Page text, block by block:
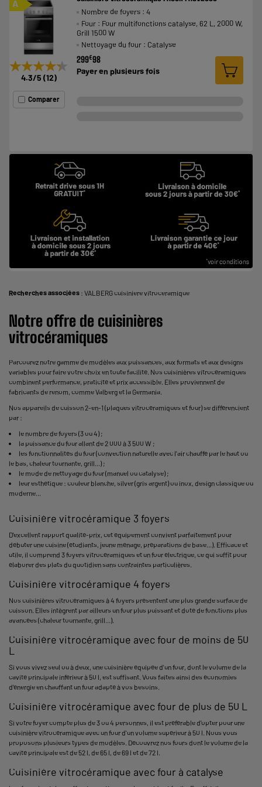
A
★★★★★
★★★★★
4.3/5 (12)
Comparer
Nombre de foyers : 4
Four : Four multifonctions catalyse, 62 L, 2000 W,
Grill 1500 W
Nettoyage du four : Catalyse
299€98
Payer en plusieurs fois
Recherches associées : VALBERG cuisiniere vitroceramique
Notre offre de cuisinières
vitrocéramiques
Parcourez notre gamme de modèles aux puissances, aux formats et aux designs
variables pour faire votre choix en toute facilité. Nos cuisinières vitrocéramiques
combinent performance, praticité et prix accessible. Elles proviennent de
fabricants de renom, comme Valberg et la Germania.
Nos appareils de cuisson 2-en-1 (plaques vitrocéramiques et four) se différencient
par :
le nombre de foyers (3 ou 4) ;
la puissance du four allant de 2 000 à 3 500 W ;
les fonctionnalités du four (convection naturelle avec l'air chauffé par le haut ou
le bas, chaleur tournante, grill...) ;
le mode de nettoyage du four (manuel ou catalyse) ;
leur esthétique : couleur blanche, silver (gris argent) ou inox, design classique ou
moderne...
Cuisinière vitrocéramique 3 foyers
D'excellent rapport qualité-prix, cet équipement convient parfaitement pour
débuter une cuisine (étudiants, jeune ménage, préparations de base...). Efficace et
utile, il comprend 3 foyers vitrocéramiques et un four électrique, ce qui suffit pour
élaborer des plats du quotidien sans contraintes particulières.
Cuisinière vitrocéramique 4 foyers
Nos cuisinières vitrocéramiques à 4 foyers présentent une plus grande surface de
cuisson. Elles intègrent par ailleurs un four plus puissant et doté de fonctions plus
avancées (chaleur tournante, grill...).
Cuisinière vitrocéramique avec four de moins de 50
L
Si vous vivez seul ou à deux, une cuisinière équipée d'un four, dont le volume de la
cavité principale inférieur à 50 l, est suffisant. Vous faites ainsi des économies
d'énergie en chauffant un four adapté à vos besoins.
Cuisinière vitrocéramique avec four de plus de 50 L
Si votre foyer compte plus de 3 ou 4 personnes, il est préférable d'opter pour une
cuisinière vitrocéramique avec un four d'un volume supérieur à 50 l. Nous vous
proposons plusieurs types de modèles. Découvrez nos fours dont le volume de la
cavité principale est de 52 l, de 65 l, de 69 l et de 72 l.
Cuisinière vitrocéramique avec four à catalyse